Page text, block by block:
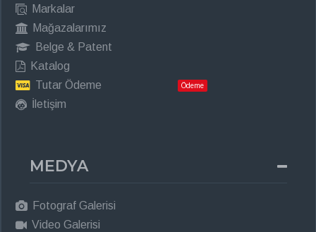
Markalar
Mağazalarımız
Belge & Patent
Katalog
Tutar Ödeme
Ödeme
İletişim
MEDYA
Fotograf Galerisi
Video Galerisi